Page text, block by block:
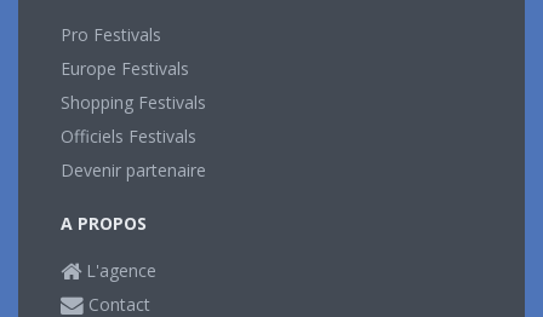
Pro Festivals
Europe Festivals
Shopping Festivals
Officiels Festivals
Devenir partenaire
A PROPOS
L'agence
Contact